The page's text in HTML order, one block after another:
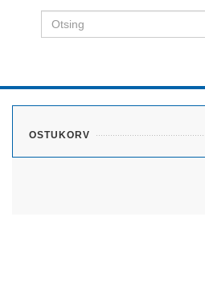
Otsing
OSTUKORV